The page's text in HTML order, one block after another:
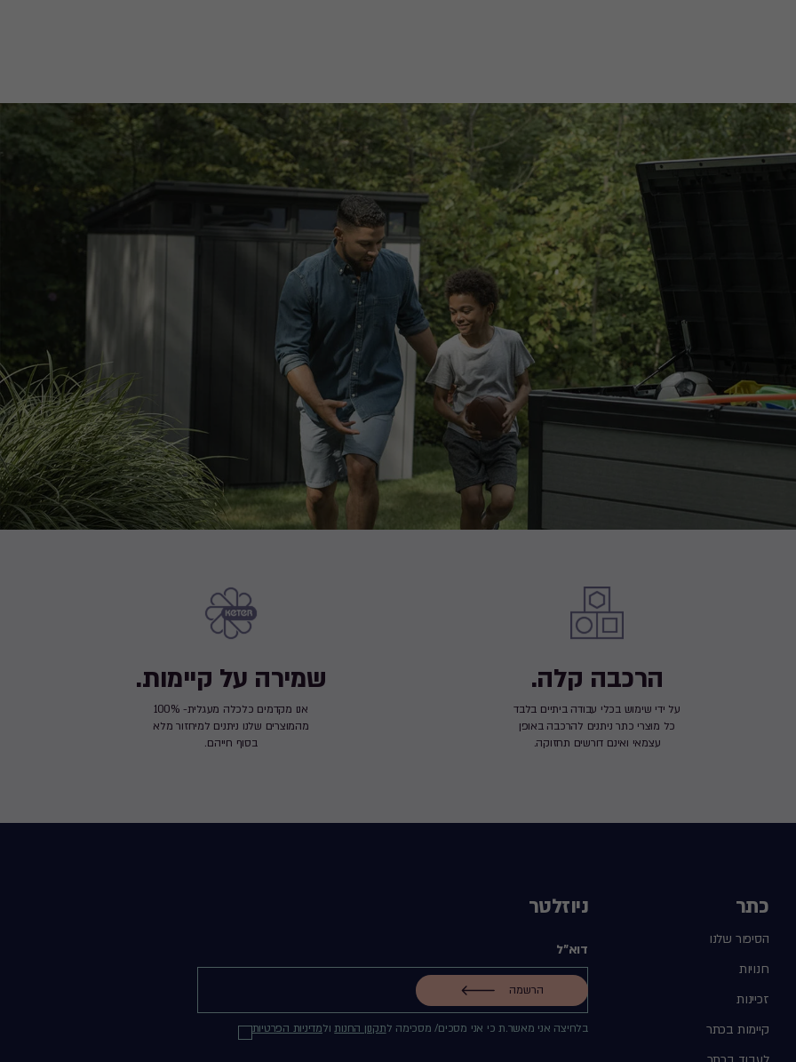
הרכבה קלה.
על ידי שימוש בכלי עבודה ביתיים בלבד
כל מוצרי כתר ניתנים להרכבה באופן
עצמאי ואינם דורשים תחזוקה.
שמירה על קיימות.
אנו מקדמים כלכלה מעגלית- 100%
מהמוצרים שלנו ניתנים למיחזור מלא
בסוף חייהם.
כתר
הסיפור שלנו
חנויות
זכיינות
קיימות בכתר
ניוזלטר
דוא"ל
בלחיצה אני מאשר.ת כי אני מסכים/ מסכימה לתקנון החנותולמדיניות הפרטיות
הרשמה